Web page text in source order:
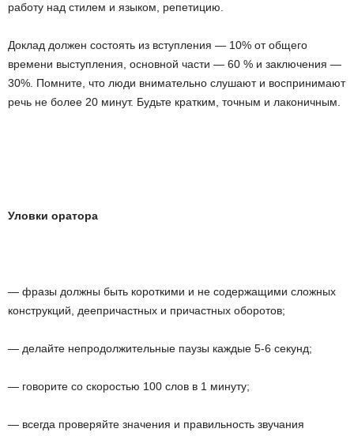
работу над стилем и языком, репетицию.
Доклад должен состоять из вступления — 10% от общего
времени выступления, основной части — 60 % и заключения —
30%. Помните, что люди внимательно слушают и воспринимают
речь не более 20 минут. Будьте кратким, точным и лаконичным.
Уловки оратора
— фразы должны быть короткими и не содержащими сложных
конструкций, деепричастных и причастных оборотов;
— делайте непродолжительные паузы каждые 5-6 секунд;
— говорите со скоростью 100 слов в 1 минуту;
— всегда проверяйте значения и правильность звучания